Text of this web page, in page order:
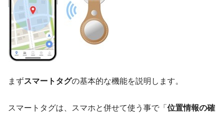
まずスマートタグの基本的な機能を説明します。
スマートタグは、スマホと併せて使う事で「 位置情報の確